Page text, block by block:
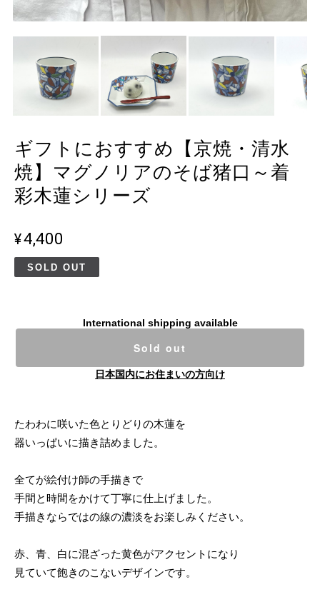
ギフトにおすすめ【京焼・清水
焼】マグノリアのそば猪口～着
彩木蓮シリーズ
¥4,400
SOLD OUT
International shipping available
Sold out
日本国内にお住まいの方向け
たわわに咲いた色とりどりの木蓮を
器いっぱいに描き詰めました。
全てが絵付け師の手描きで
手間と時間をかけて丁寧に仕上げました。
手描きならではの線の濃淡をお楽しみください。
赤、青、白に混ざった黄色がアクセントになり
見ていて飽きのこないデザインです。